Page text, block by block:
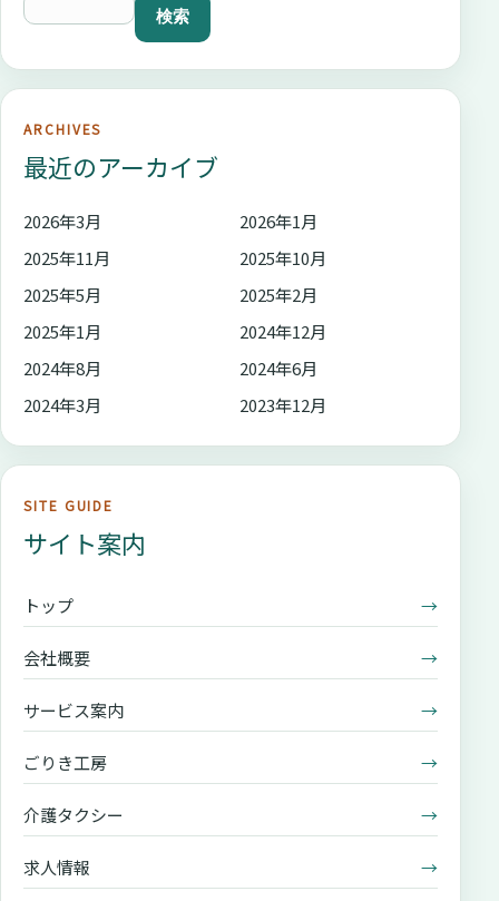
【介護保険法と訪問介護】 訪問介護
事業の意義と役割
１１月
録】 法を遵守した訪問介護計画とは
法】 スーパービジョンとスタッフ育
ARCHIVES
最近のアーカイブ
2026年3月
2026年1月
2025年11月
2025年10月
2025年5月
2025年2月
2025年1月
2024年12月
2024年8月
2024年6月
2024年3月
2023年12月
SITE GUIDE
サイト案内
トップ →
会社概要 →
サービス案内 →
ごりき工房 →
介護タクシー →
求人情報 →